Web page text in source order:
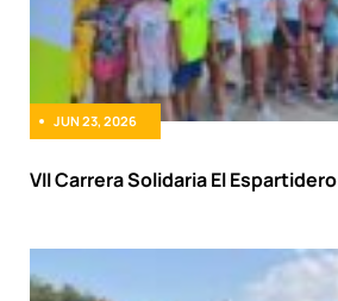
JUN 23, 2026
VII Carrera Solidaria El Espartidero